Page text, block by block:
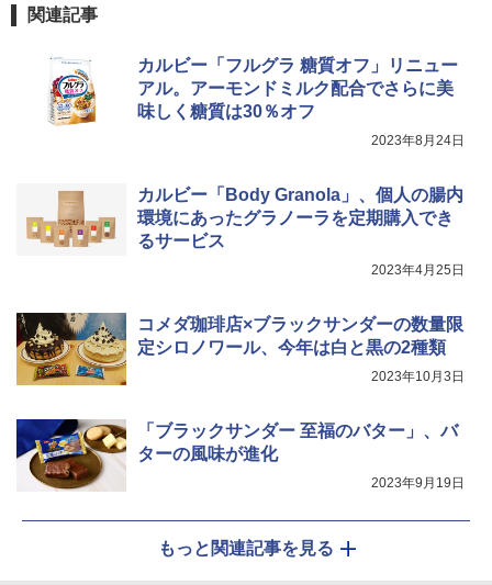
関連記事
カルビー「フルグラ 糖質オフ」リニュー
アル。アーモンドミルク配合でさらに美
味しく糖質は30％オフ
2023年8月24日
カルビー「Body Granola」、個人の腸内
環境にあったグラノーラを定期購入でき
るサービス
2023年4月25日
コメダ珈琲店×ブラックサンダーの数量限
定シロノワール、今年は白と黒の2種類
2023年10月3日
「ブラックサンダー 至福のバター」、バ
ターの風味が進化
2023年9月19日
もっと関連記事を見る